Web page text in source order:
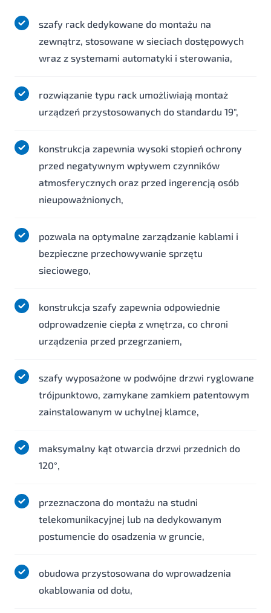
szafy rack dedykowane do montażu na
zewnątrz, stosowane w sieciach dostępowych
wraz z systemami automatyki i sterowania,
rozwiązanie typu rack umożliwiają montaż
urządzeń przystosowanych do standardu 19",
konstrukcja zapewnia wysoki stopień ochrony
przed negatywnym wpływem czynników
atmosferycznych oraz przed ingerencją osób
nieupoważnionych,
pozwala na optymalne zarządzanie kablami i
bezpieczne przechowywanie sprzętu
sieciowego,
konstrukcja szafy zapewnia odpowiednie
odprowadzenie ciepła z wnętrza, co chroni
urządzenia przed przegrzaniem,
szafy wyposażone w podwójne drzwi ryglowane
trójpunktowo, zamykane zamkiem patentowym
zainstalowanym w uchylnej klamce,
maksymalny kąt otwarcia drzwi przednich do
120°,
przeznaczona do montażu na studni
telekomunikacyjnej lub na dedykowanym
postumencie do osadzenia w gruncie,
obudowa przystosowana do wprowadzenia
okablowania od dołu,